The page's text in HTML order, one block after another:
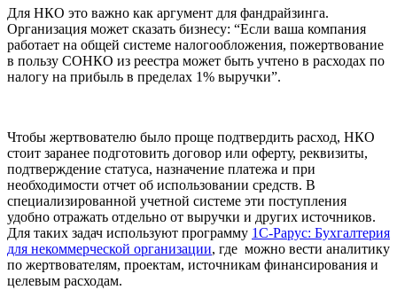
Для НКО это важно как аргумент для фандрайзинга.
Организация может сказать бизнесу: “Если ваша компания
работает на общей системе налогообложения, пожертвование
в пользу СОНКО из реестра может быть учтено в расходах по
налогу на прибыль в пределах 1% выручки”.
Чтобы жертвователю было проще подтвердить расход, НКО
стоит заранее подготовить договор или оферту, реквизиты,
подтверждение статуса, назначение платежа и при
необходимости отчет об использовании средств. В
специализированной учетной системе эти поступления
удобно отражать отдельно от выручки и других источников.
Для таких задач используют программу 1С-Рарус: Бухгалтерия
для некоммерческой организации, где можно вести аналитику
по жертвователям, проектам, источникам финансирования и
целевым расходам.